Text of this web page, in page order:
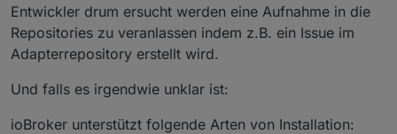
Entwickler drum ersucht werden eine Aufnahme in die
Repositories zu veranlassen indem z.B. ein Issue im
Adapterrepository erstellt wird.
Und falls es irgendwie unklar ist:
ioBroker unterstützt folgende Arten von Installation: